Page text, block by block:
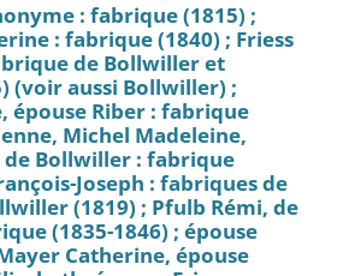
: fabrique (1815) ;
: fabrique (1840) ; Friess
de Bollwiller et
(voir aussi Bollwiller) ;
épouse Riber : fabrique
Michel Madeleine,
Bollwiller : fabrique
Joseph : fabriques de
(1819) ; Pfulb Rémi, de
(1835-1846) ; épouse
Catherine, épouse